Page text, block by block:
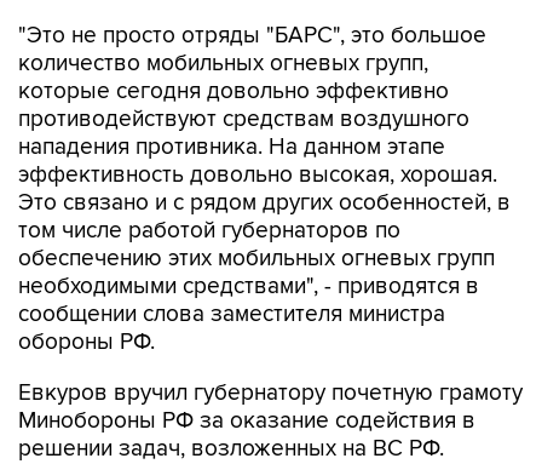
"Это не просто отряды "БАРС", это большое
количество мобильных огневых групп,
которые сегодня довольно эффективно
противодействуют средствам воздушного
нападения противника. На данном этапе
эффективность довольно высокая, хорошая.
Это связано и с рядом других особенностей, в
том числе работой губернаторов по
обеспечению этих мобильных огневых групп
необходимыми средствами", - приводятся в
сообщении слова заместителя министра
обороны РФ.
Евкуров вручил губернатору почетную грамоту
Минобороны РФ за оказание содействия в
решении задач, возложенных на ВС РФ.